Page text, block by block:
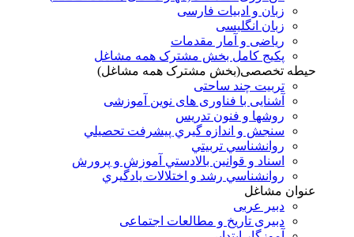
زبان و ادبیات فارسی
زبان انگلیسی
ریاضی و آمار مقدمات
پکیج کامل بخش مشترک همه مشاغل
حیطه تخصصی(بخش مشترک همه مشاغل)
تربیت چند ساحتی
آشنایی با فناوری های نوین آموزشی
روشها و فنون تدريس
سنجش و اندازه گيري پيشرفت تحصيلي
روانشناسي تربيتي
اسناد و قوانين بالادستي آموزش و پرورش
روانشناسي رشد و اختلالات يادگيري
عنوان مشاغل
دبير عربی
دبیری تاریخ و مطالعات اجتماعی